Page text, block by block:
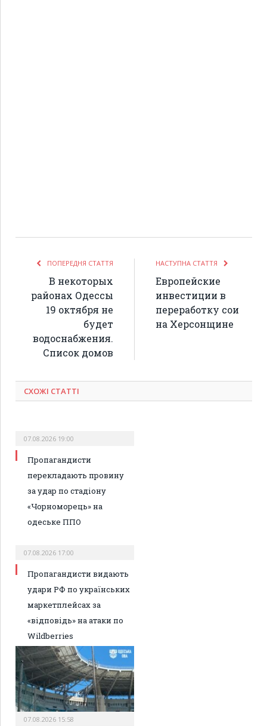
ПОПЕРЕДНЯ СТАТТЯ
В некоторых
районах Одессы
19 октября не
будет
водоснабжения.
Список домов
НАСТУПНА СТАТТЯ
Европейские
инвестиции в
переработку сои
на Херсонщине
СХОЖІ СТАТТІ
07.08.2026 19:00
Пропагандисти
перекладають провину
за удар по стадіону
«Чорноморець» на
одеське ППО
07.08.2026 17:00
Пропагандисти видають
удари РФ по українських
маркетплейсах за
«відповідь» на атаки по
Wildberries
07.08.2026 15:58